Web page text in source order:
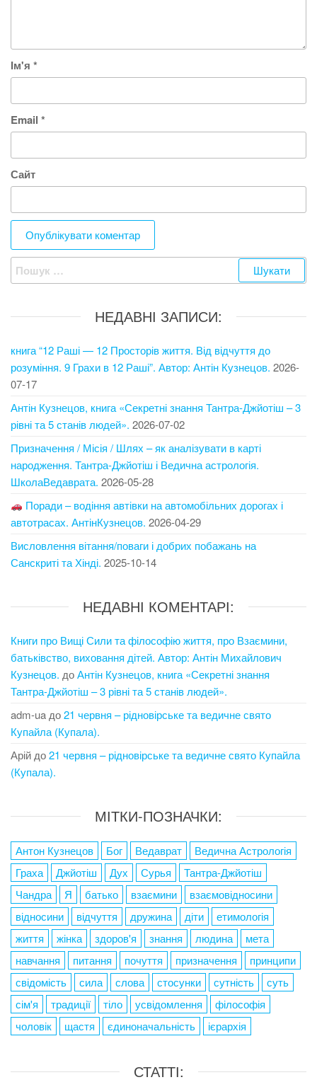
Ім'я *
Email *
Сайт
Пошук:
НЕДАВНІ ЗАПИСИ:
книга “12 Раші — 12 Просторів життя. Від відчуття до
розуміння. 9 Грахи в 12 Раші”. Автор: Антін Кузнецов. 2026-
07-17
Антін Кузнецов, книга «Секретні знання Тантра-Джйотіш – 3
рівні та 5 станів людей». 2026-07-02
Призначення / Місія / Шлях – як аналізувати в карті
народження. Тантра-Джйотіш і Ведична астрологія.
ШколаВедаврата. 2026-05-28
Поради – водіння автівки на автомобільних дорогах і
автотрасах. АнтінКузнецов. 2026-04-29
Висловлення вітання/поваги і добрих побажань на
Санскриті та Хінді. 2025-10-14
НЕДАВНІ КОМЕНТАРІ:
Книги про Вищі Сили та філософію життя, про Взаємини,
батьківство, виховання дітей. Автор: Антін Михайлович
Кузнецов. доАнтін Кузнецов, книга «Секретні знання
Тантра-Джйотіш – 3 рівні та 5 станів людей».
adm-ua до21 червня – рідновірське та ведичне свято
Купайла (Купала).
Арій до21 червня – рідновірське та ведичне свято Купайла
(Купала).
МІТКИ-ПОЗНАЧКИ:
Антон Кузнецов Бог Ведаврат
Ведична Астрологія
Граха
Джйотіш Дух Сурья
Тантра-Джйотіш
Чандра
Я батько взаємини
взаємовідносини
відносини
відчуття дружина діти
етимологія
життя
жінка здоров'я знання людина
мета
навчання
питання почуття призначення
принципи
свідомість
сила слова стосунки сутність
суть
сім'я
традиції тіло усвідомлення
філософія
чоловік
щастя єдиноначальність ієрархія
СТАТТІ: